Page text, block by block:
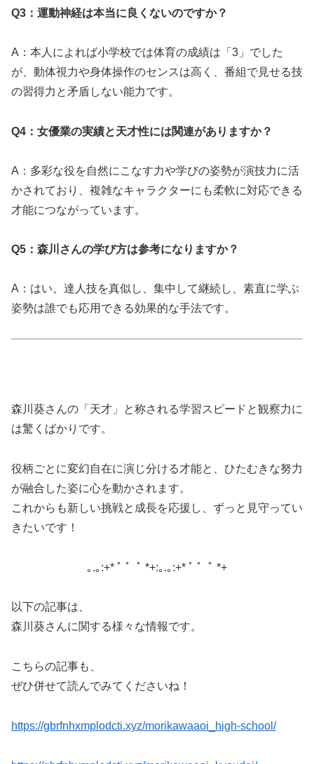
Q3：運動神経は本当に良くないのですか？
A：本人によれば小学校では体育の成績は「3」でした
が、動体視力や身体操作のセンスは高く、番組で見せる技
の習得力と矛盾しない能力です。
Q4：女優業の実績と天才性には関連がありますか？
A：多彩な役を自然にこなす力や学びの姿勢が演技力に活
かされており、複雑なキャラクターにも柔軟に対応できる
才能につながっています。
Q5：森川さんの学び方は参考になりますか？
A：はい。達人技を真似し、集中して継続し、素直に学ぶ
姿勢は誰でも応用できる効果的な手法です。
森川葵さんの「天才」と称される学習スピードと観察力に
は驚くばかりです。
役柄ごとに変幻自在に演じ分ける才能と、ひたむきな努力
が融合した姿に心を動かされます。
これからも新しい挑戦と成長を応援し、ずっと見守ってい
きたいです！
｡.｡:+* ﾟ ゜ﾟ *+:｡.｡:+* ﾟ ゜ﾟ *+
以下の記事は、
森川葵さんに関する様々な情報です。
こちらの記事も、
ぜひ併せて読んでみてくださいね！
https://gbrfnhxmplodcti.xyz/morikawaaoi_high-school/